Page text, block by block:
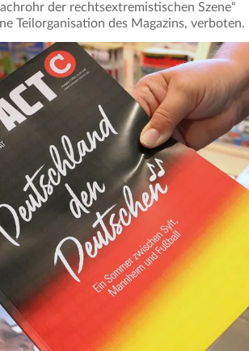
der rechtsextremistischen Szene“
Teilorganisation des Magazins, verboten.